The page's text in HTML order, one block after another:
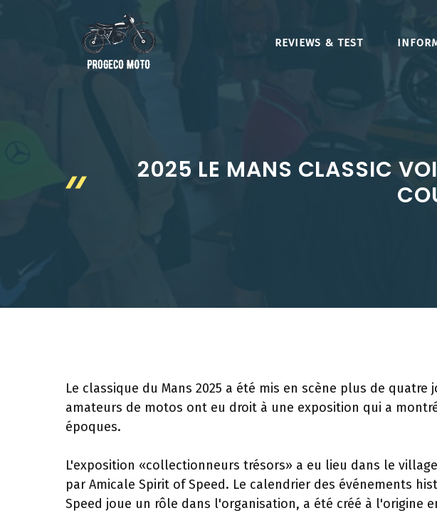
REVIEWS & TEST
2025 LE MANS CLASSIC
Le classique du Mans 2025 a été mis en scène plus de
amateurs de motos ont eu droit à une exposition qui a
époques.
L'exposition «collectionneurs trésors» a eu lieu dans le
par Amicale Spirit of Speed. Le calendrier des événements
Speed joue un rôle dans l'organisation, a été créé à l'origine